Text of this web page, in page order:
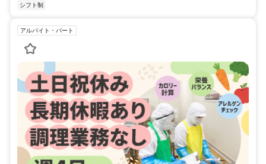
シフト制
アルバイト・パート